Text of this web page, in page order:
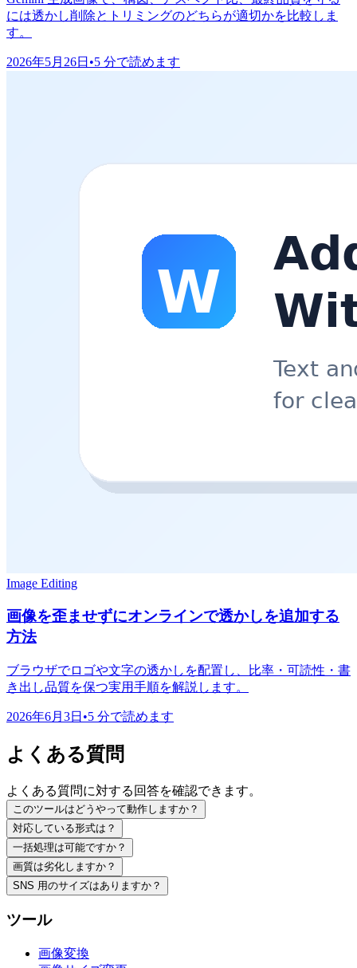
には透かし削除とトリミングのどちらが適切かを比較しま
す。
2026年5月26日 •5 分で読めます
Image Editing
画像を歪ませずにオンラインで透かしを追加する
方法
ブラウザでロゴや文字の透かしを配置し、比率・可読性・書
き出し品質を保つ実用手順を解説します。
2026年6月3日 •5 分で読めます
よくある質問
よくある質問に対する回答を確認できます。
このツールはどうやって動作しますか？
対応している形式は？
一括処理は可能ですか？
画質は劣化しますか？
SNS 用のサイズはありますか？
ツール
画像変換